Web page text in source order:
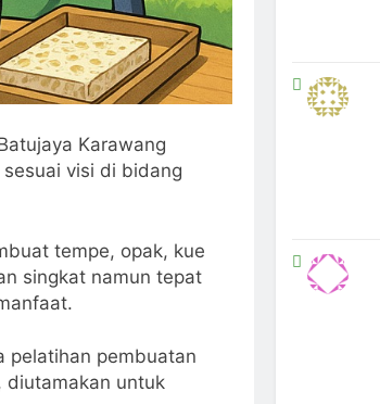
Karawang
visi di bidang
tempe, opak, kue
singkat namun tepat
pelatihan pembuatan
diutamakan untuk